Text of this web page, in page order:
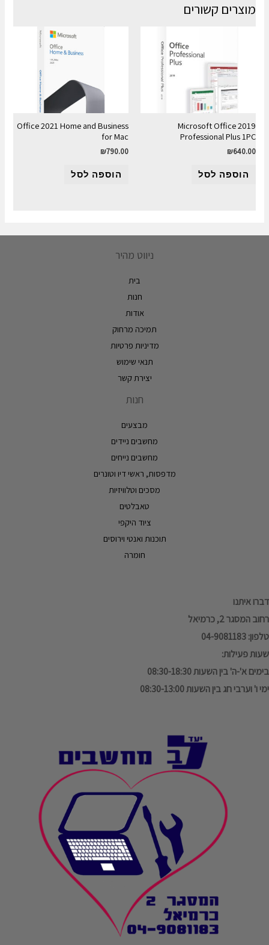
מוצרים קשורים
Microsoft Office 2019
Professional Plus 1PC
₪640.00
הוספה לסל
Office 2021 Home and Business
for Mac
₪790.00
הוספה לסל
ניווט מהיר
בית
חנות
אודות
תמיכה מרחוק
מדיניות פרטיות
תנאי שימוש
יצירת קשר
חנות
מבצעים
מחשבים ניידים
מחשבים נייחים
מדפסות, ראשי דיו וטונרים
מסכים וטלוויזיות
טאבלטים
ציוד היקפי
תוכנות ואנטי וירוסים
חומרה
דברו איתנו
רחוב המסגר 2, כרמיאל
טלפון: 04-9081183
שעות פעילות:
בימים א'-ה' בין השעות 08:30-18:30
ימי ו' וערבי חג בין השעות 08:30-13:00